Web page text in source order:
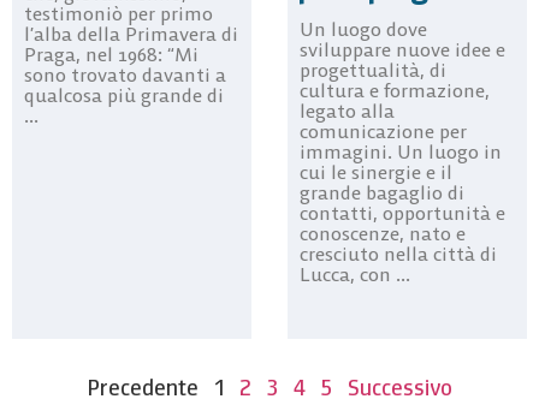
testimoniò per primo
l’alba della Primavera di
Praga, nel 1968: “Mi
sono trovato davanti a
qualcosa più grande di
...
Un luogo dove
sviluppare nuove idee e
progettualità, di
cultura e formazione,
legato alla
comunicazione per
immagini. Un luogo in
cui le sinergie e il
grande bagaglio di
contatti, opportunità e
conoscenze, nato e
cresciuto nella città di
Lucca, con ...
Precedente 1 2 3 4 5 Successivo